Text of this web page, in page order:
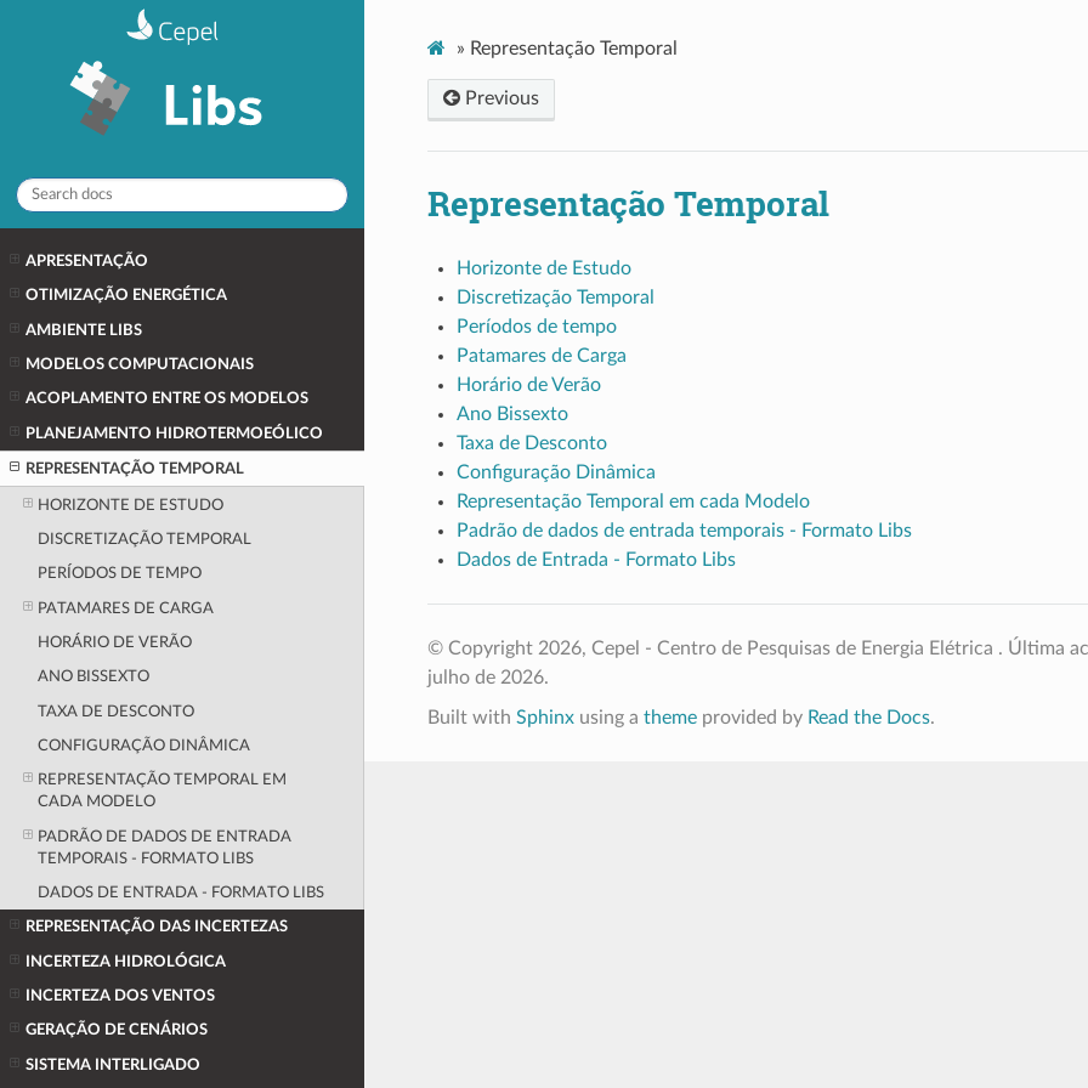
APRESENTAÇÃO
OTIMIZAÇÃO ENERGÉTICA
AMBIENTE LIBS
MODELOS COMPUTACIONAIS
ACOPLAMENTO ENTRE OS MODELOS
PLANEJAMENTO HIDROTERMOEÓLICO
REPRESENTAÇÃO TEMPORAL
HORIZONTE DE ESTUDO
DISCRETIZAÇÃO TEMPORAL
PERÍODOS DE TEMPO
PATAMARES DE CARGA
HORÁRIO DE VERÃO
ANO BISSEXTO
TAXA DE DESCONTO
CONFIGURAÇÃO DINÂMICA
REPRESENTAÇÃO TEMPORAL EM
CADA MODELO
PADRÃO DE DADOS DE ENTRADA
TEMPORAIS - FORMATO LIBS
DADOS DE ENTRADA - FORMATO LIBS
REPRESENTAÇÃO DAS INCERTEZAS
INCERTEZA HIDROLÓGICA
INCERTEZA DOS VENTOS
GERAÇÃO DE CENÁRIOS
SISTEMA INTERLIGADO
» Representação Temporal
Previous
Representação Temporal
Horizonte de Estudo
Discretização Temporal
Períodos de tempo
Patamares de Carga
Horário de Verão
Ano Bissexto
Taxa de Desconto
Configuração Dinâmica
Representação Temporal em cada Modelo
Padrão de dados de entrada temporais - Formato Libs
Dados de Entrada - Formato Libs
© Copyright 2026, Cepel - Centro de Pesquisas de Energia Elétrica . Última
julho de 2026.
Built with Sphinxusing a themeprovided by Read the Docs.